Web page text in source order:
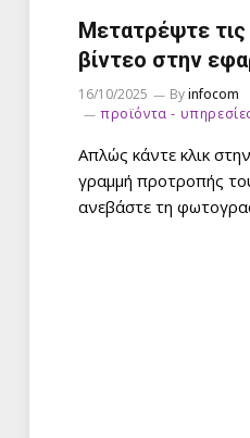
Μετατρέψτε
βίντεο στην
16/10/2025 Byinfocom
προϊόντα -
Απλώς κάντε κλικ
γραμμή προτροπής
ανεβάστε τη